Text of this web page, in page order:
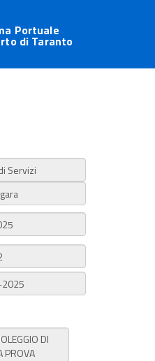
Portuale
di Taranto